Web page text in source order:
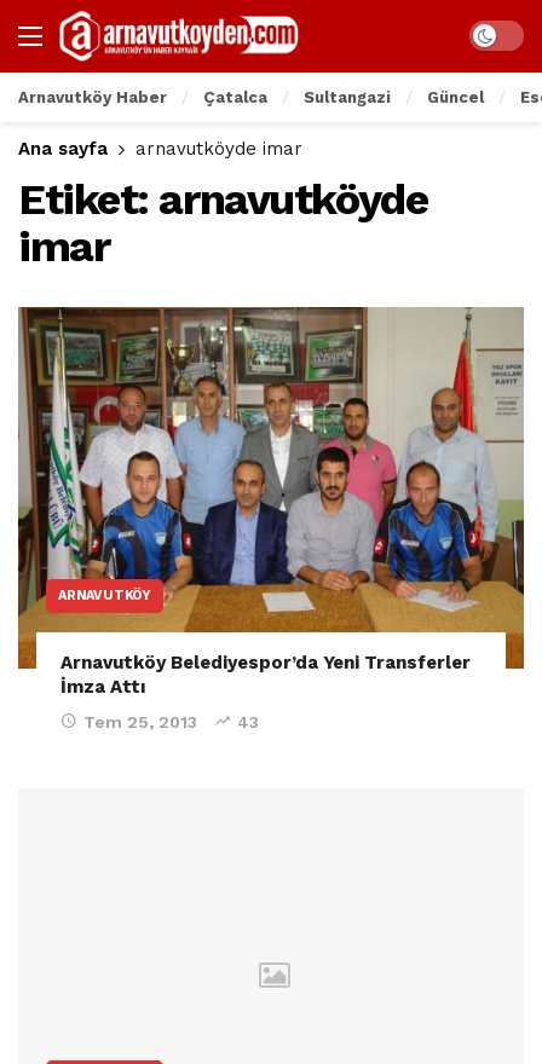
Arnavutköy Haber Çatalca Sultangazi Güncel
Ana sayfa arnavutköyde imar
Etiket: arnavutköyde
imar
ARNAVUTKÖY
Arnavutköy Belediyespor’da Yeni Transferler
İmza Attı
Tem 25, 2013 43